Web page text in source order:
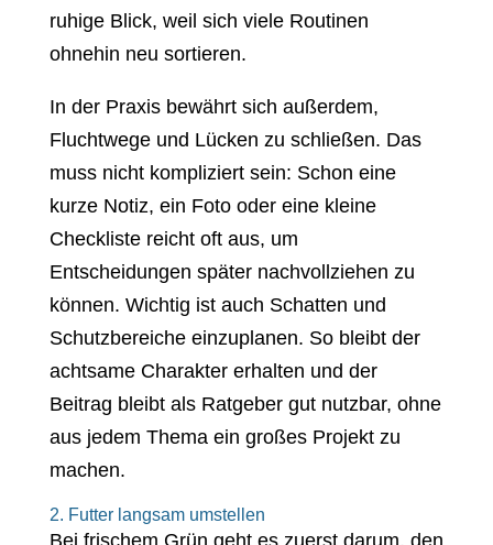
ruhige Blick, weil sich viele Routinen
ohnehin neu sortieren.
In der Praxis bewährt sich außerdem,
Fluchtwege und Lücken zu schließen. Das
muss nicht kompliziert sein: Schon eine
kurze Notiz, ein Foto oder eine kleine
Checkliste reicht oft aus, um
Entscheidungen später nachvollziehen zu
können. Wichtig ist auch Schatten und
Schutzbereiche einzuplanen. So bleibt der
achtsame Charakter erhalten und der
Beitrag bleibt als Ratgeber gut nutzbar, ohne
aus jedem Thema ein großes Projekt zu
machen.
2. Futter langsam umstellen
Bei frischem Grün geht es zuerst darum, den